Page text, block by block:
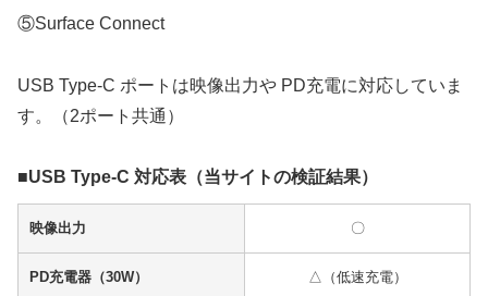
⑤Surface Connect
USB Type-C ポートは映像出力や PD充電に対応していま
す。（2ポート共通）
■USB Type-C 対応表（当サイトの検証結果）
映像出力 〇
PD充電器（30W） △（低速充電）